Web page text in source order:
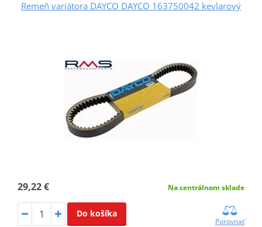
Remeň variátora DAYCO DAYCO 163750042 kevlarový
29,22 € Na centrálnom sklade
Do košíka
Porovnať